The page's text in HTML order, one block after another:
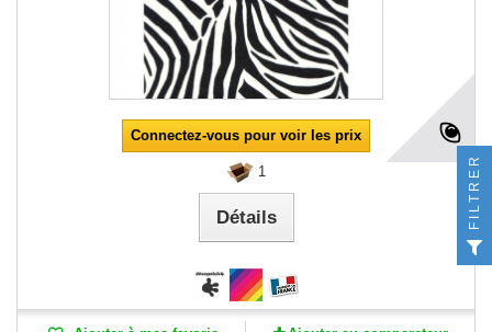
Connectez-vous pour voir les prix
1
Détails FILTRER